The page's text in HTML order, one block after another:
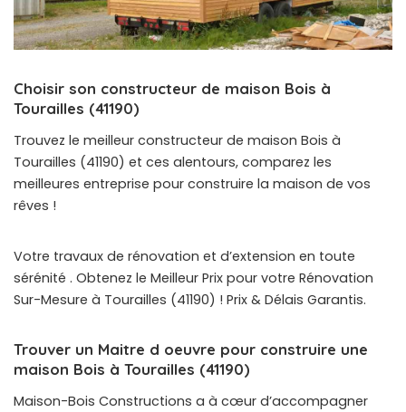
Choisir son constructeur de maison Bois à
Tourailles (41190)
Trouvez le meilleur constructeur de maison Bois à
Tourailles (41190) et ces alentours, comparez les
meilleures entreprise pour construire la maison de vos
rêves !
Votre travaux de rénovation et d’extension en toute
sérénité . Obtenez le Meilleur Prix pour votre Rénovation
Sur-Mesure à Tourailles (41190) ! Prix & Délais Garantis.
Trouver un Maitre d oeuvre pour construire une
maison Bois à Tourailles (41190)
Maison-Bois Constructions a à cœur d’accompagner